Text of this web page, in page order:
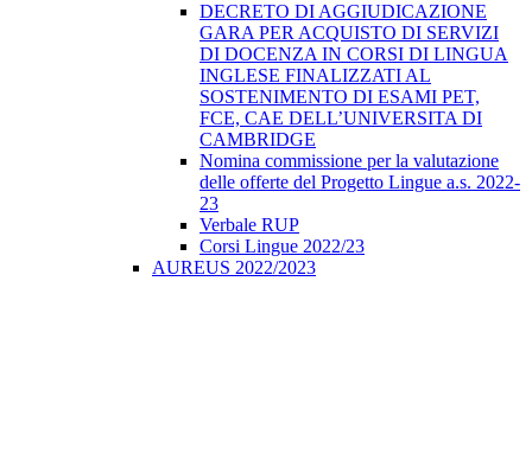
DECRETO DI AGGIUDICAZIONE
GARA PER ACQUISTO DI SERVIZI
DI DOCENZA IN CORSI DI LINGUA
INGLESE FINALIZZATI AL
SOSTENIMENTO DI ESAMI PET,
FCE, CAE DELL’UNIVERSITA DI
CAMBRIDGE
Nomina commissione per la valutazione
delle offerte del Progetto Lingue a.s. 2022-
23
Verbale RUP
Corsi Lingue 2022/23
AUREUS 2022/2023